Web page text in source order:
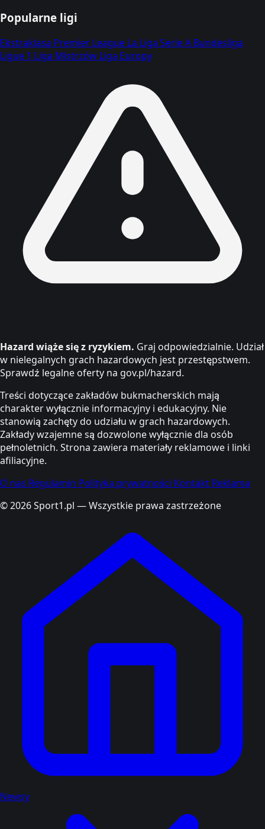
Popularne ligi
Ekstraklasa Premier League La Liga Serie A Bundesliga
Ligue 1 Liga Mistrzów Liga Europy
Hazard wiąże się z ryzykiem. Graj odpowiedzialnie. Udział
w nielegalnych grach hazardowych jest przestępstwem.
Sprawdź legalne oferty na gov.pl/hazard.
Treści dotyczące zakładów bukmacherskich mają
charakter wyłącznie informacyjny i edukacyjny. Nie
stanowią zachęty do udziału w grach hazardowych.
Zakłady wzajemne są dozwolone wyłącznie dla osób
pełnoletnich. Strona zawiera materiały reklamowe i linki
afiliacyjne.
O nas Regulamin Polityka prywatności Kontakt Reklama
© 2026 Sport1.pl — Wszystkie prawa zastrzeżone
Newsy